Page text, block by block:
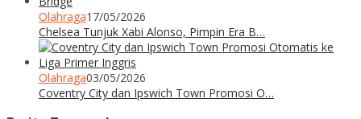
Olahraga17/05/2026
Chelsea Tunjuk Xabi Alonso, Pimpin Era B…
Olahraga03/05/2026
Coventry City dan Ipswich Town Promosi O…